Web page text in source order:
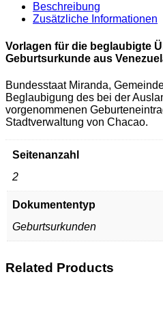
Beschreibung
Zusätzliche Informationen
Vorlagen für die beglaubigte
Geburtsurkunde aus
Bundesstaat Miranda,
Beglaubigung des bei der
vorgenommenen
Stadtverwaltung von Chacao.
Seitenanzahl
2
Dokumententyp
Geburtsurkunden
Related Products